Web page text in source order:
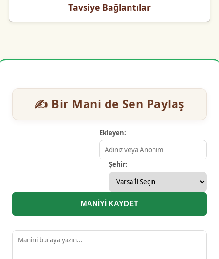
Tavsiye Bağlantılar
✍️ Bir Mani de Sen Paylaş
Ekleyen:
Şehir:
MANİYİ KAYDET